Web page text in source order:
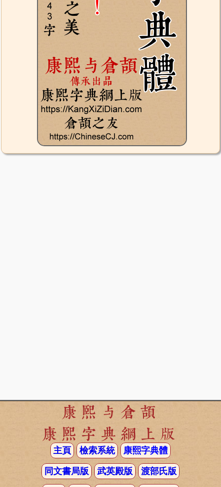
康熙与倉頡
康熙字典網上版
主頁 檢索系統 康熙字典體
同文書局版 武英殿版 渡部氏版